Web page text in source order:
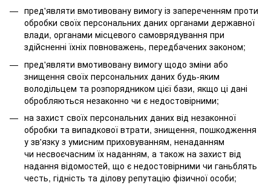
пред'являти вмотивовану вимогу із запереченням проти
обробки своїх персональних даних органами державної
влади, органами місцевого самоврядування при
здійсненні їхніх повноважень, передбачених законом;
пред'являти вмотивовану вимогу щодо зміни або
знищення своїх персональних даних будь-яким
володільцем та розпорядником цієї бази, якщо ці дані
обробляються незаконно чи є недостовірними;
на захист своїх персональних даних від незаконної
обробки та випадкової втрати, знищення, пошкодження
у зв'язку з умисним приховуванням, ненаданням
чи несвоєчасним їх наданням, а також на захист від
надання відомостей, що є недостовірними чи ганьблять
честь, гідність та ділову репутацію фізичної особи;